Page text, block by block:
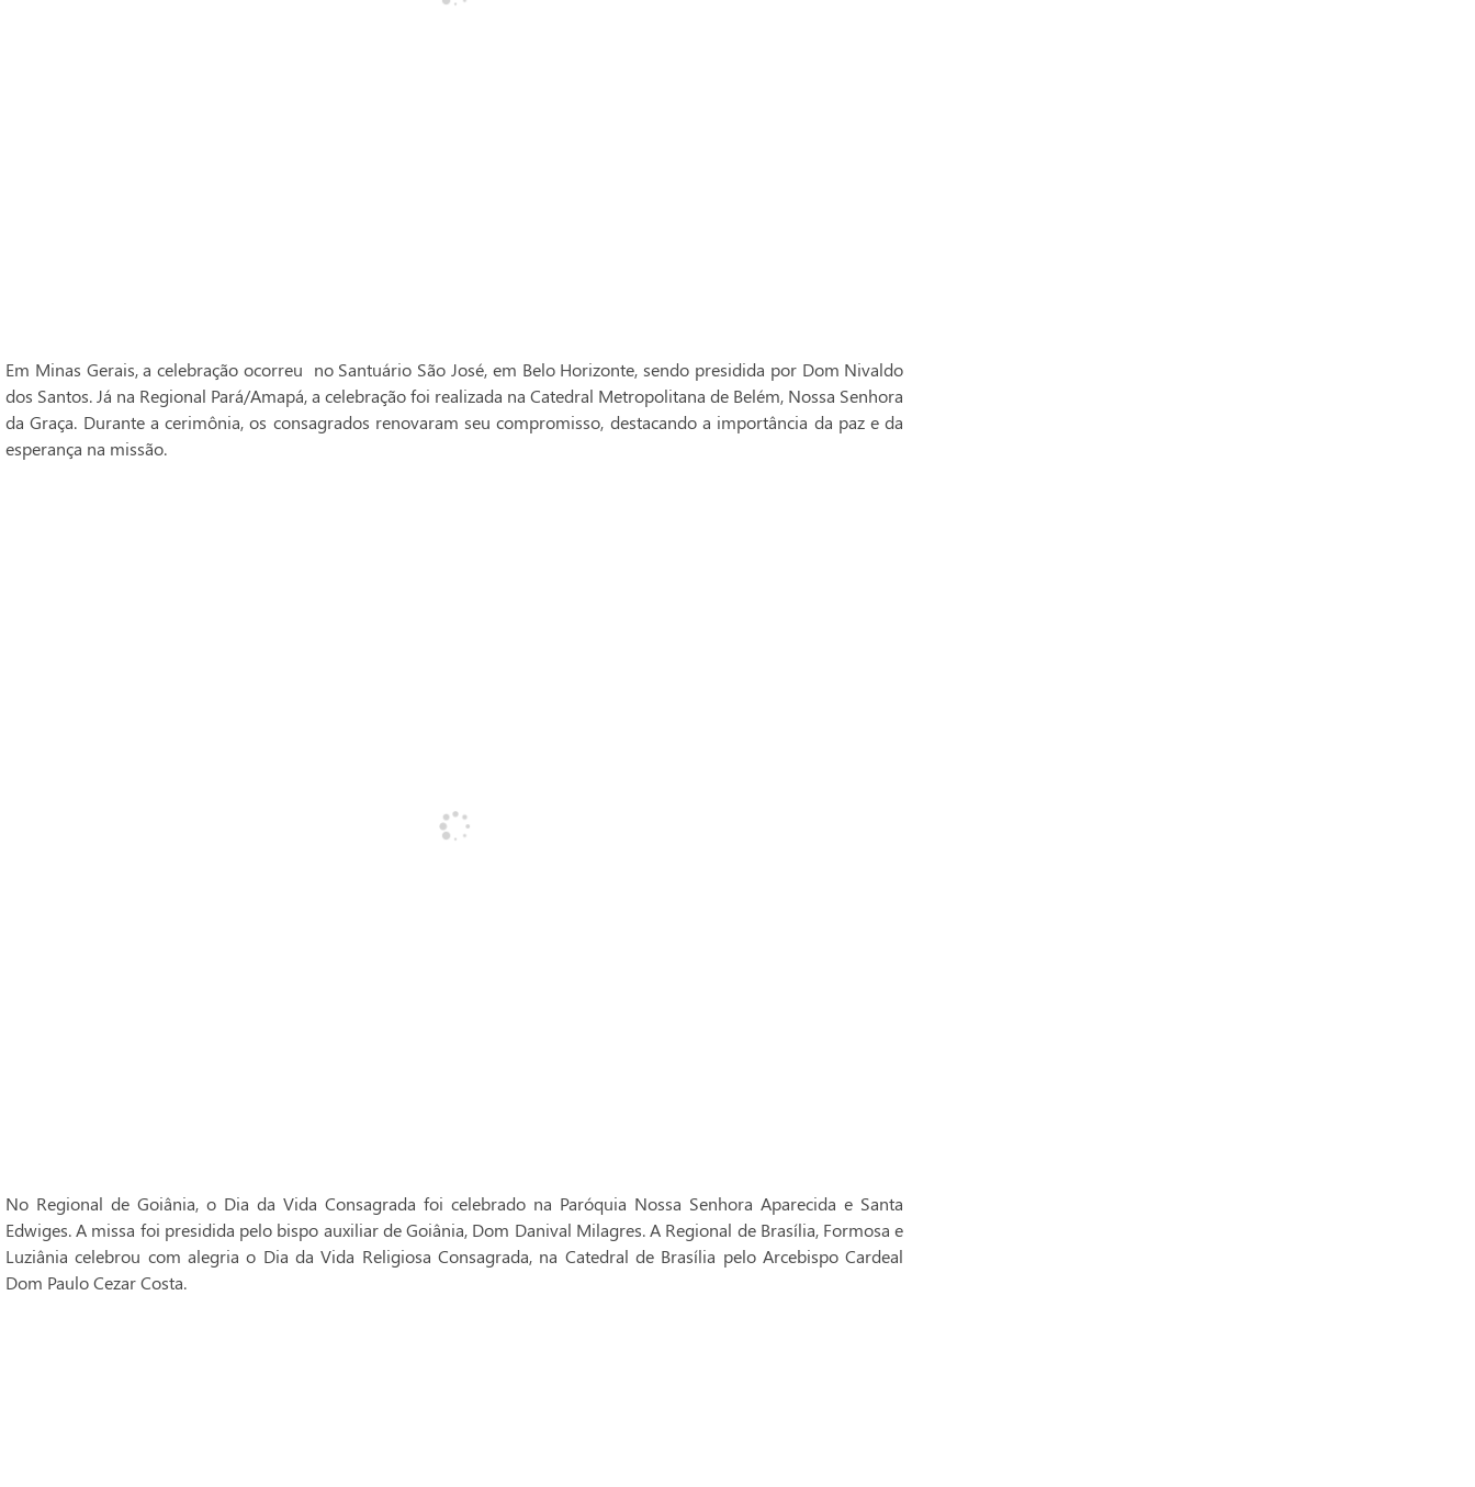
Em Minas Gerais, a celebração ocorreu no Santuário São José, em Belo Horizonte, sendo presidida por Dom Nivaldo
dos Santos. Já na Regional Pará/Amapá, a celebração foi realizada na Catedral Metropolitana de Belém, Nossa Senhora
da Graça. Durante a cerimônia, os consagrados renovaram seu compromisso, destacando a importância da paz e da
esperança na missão.
No Regional de Goiânia, o Dia da Vida Consagrada foi celebrado na Paróquia Nossa Senhora Aparecida e Santa
Edwiges. A missa foi presidida pelo bispo auxiliar de Goiânia, Dom Danival Milagres. A Regional de Brasília, Formosa e
Luziânia celebrou com alegria o Dia da Vida Religiosa Consagrada, na Catedral de Brasília pelo Arcebispo Cardeal
Dom Paulo Cezar Costa.